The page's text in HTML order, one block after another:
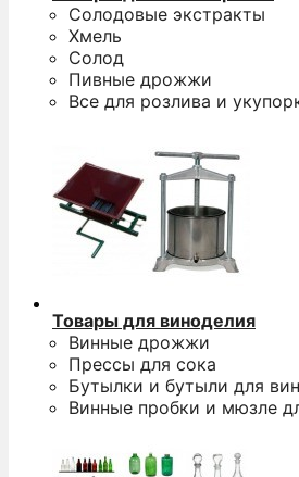
Солодовые экстракты
Хмель
Солод
Пивные дрожжи
Все для розлива и
Товары для виноделия
Винные дрожжи
Прессы для сока
Бутылки и бутыли для
Винные пробки и мюзле